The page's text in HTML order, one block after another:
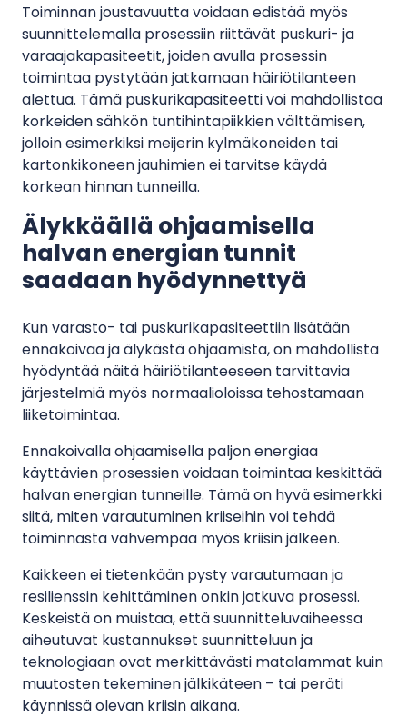
Toiminnan joustavuutta voidaan edistää myös
suunnittelemalla prosessiin riittävät puskuri- ja
varaajakapasiteetit, joiden avulla prosessin
toimintaa pystytään jatkamaan häiriötilanteen
alettua. Tämä puskurikapasiteetti voi mahdollistaa
korkeiden sähkön tuntihintapiikkien välttämisen,
jolloin esimerkiksi meijerin kylmäkoneiden tai
kartonkikoneen jauhimien ei tarvitse käydä
korkean hinnan tunneilla.
Älykkäällä ohjaamisella
halvan energian tunnit
saadaan hyödynnettyä
Kun varasto- tai puskurikapasiteettiin lisätään
ennakoivaa ja älykästä ohjaamista, on mahdollista
hyödyntää näitä häiriötilanteeseen tarvittavia
järjestelmiä myös normaalioloissa tehostamaan
liiketoimintaa.
Ennakoivalla ohjaamisella paljon energiaa
käyttävien prosessien voidaan toimintaa keskittää
halvan energian tunneille. Tämä on hyvä esimerkki
siitä, miten varautuminen kriiseihin voi tehdä
toiminnasta vahvempaa myös kriisin jälkeen.
Kaikkeen ei tietenkään pysty varautumaan ja
resilienssin kehittäminen onkin jatkuva prosessi.
Keskeistä on muistaa, että suunnitteluvaiheessa
aiheutuvat kustannukset suunnitteluun ja
teknologiaan ovat merkittävästi matalammat kuin
muutosten tekeminen jälkikäteen – tai peräti
käynnissä olevan kriisin aikana.